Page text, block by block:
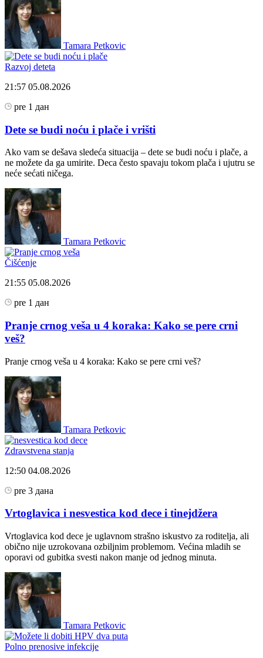
Tamara Petkovic
Razvoj deteta
21:57 05.08.2026
pre 1 дан
Dete se budi noću i plače i vrišti
Ako vam se dešava sledeća situacija – dete se budi noću i plače, a
ne možete da ga umirite. Deca često spavaju tokom plača i ujutru se
neće sećati ničega.
Tamara Petkovic
Čišćenje
21:55 05.08.2026
pre 1 дан
Pranje crnog veša u 4 koraka: Kako se pere crni
veš?
Pranje crnog veša u 4 koraka: Kako se pere crni veš?
Tamara Petkovic
Zdravstvena stanja
12:50 04.08.2026
pre 3 дана
Vrtoglavica i nesvestica kod dece i tinejdžera
Vrtoglavica kod dece je uglavnom strašno iskustvo za roditelja, ali
obično nije uzrokovana ozbiljnim problemom. Većina mladih se
oporavi od gubitka svesti nakon manje od jednog minuta.
Tamara Petkovic
Polno prenosive infekcije